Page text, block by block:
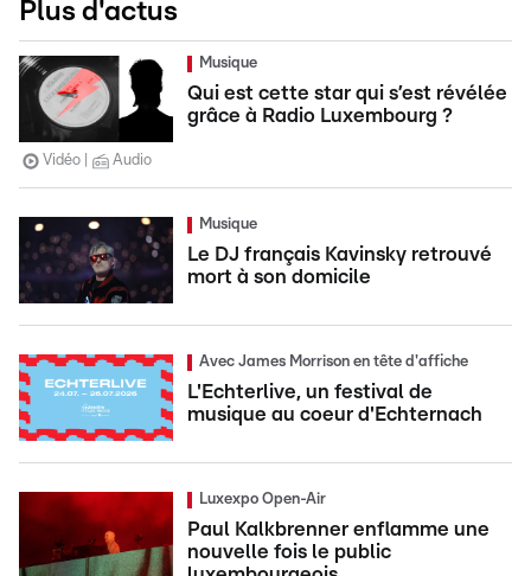
Plus d'actus
Musique
Qui est cette star qui s’est révélée
grâce à Radio Luxembourg ?
Vidéo Audio
Musique
Le DJ français Kavinsky retrouvé
mort à son domicile
Avec James Morrison en tête d'affiche
L'Echterlive, un festival de
musique au coeur d'Echternach
Luxexpo Open-Air
Paul Kalkbrenner enflamme une
nouvelle fois le public